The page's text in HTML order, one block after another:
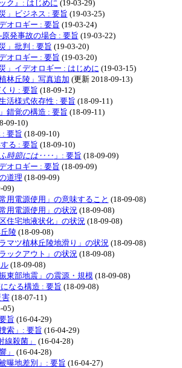
ク』: はじめに (19-03-29)
」ビジネス : 要旨 (19-03-25)
オロギー : 要旨 (19-03-24)
発事故の場合 : 要旨 (19-03-22)
」批判 : 要旨 (19-03-20)
オロギー : 要旨 (19-03-20)
」イデオロギー : はじめに (19-03-15)
林丘陵」写真追加 (更新 2018-09-13)
り : 要旨 (18-09-12)
「被災」の生活様式依存性 : 要旨 (18-09-11)
錯覚の構造 : 要旨 (18-09-11)
09-10)
要旨 (18-09-10)
る : 要旨 (18-09-10)
時節には‥‥ 」: 要旨 (18-09-09)
オロギー : 要旨 (18-09-09)
道理 (18-09-09)
09)
用電源使用」の意味すること (18-09-08)
用電源使用」の状況(18-09-08)
住宅地液状化」の状況(18-09-08)
陵(18-09-08)
マツ植林丘陵地滑り」の状況(18-09-08)
ックアウト」の状況(18-09-08)
(18-09-08)
東部地震」の震源・規模(18-09-08)
なる構造 : 要旨 (18-09-08)
害(18-07-11)
05)
旨 (16-04-29)
索」: 要旨 (16-04-29)
殺菌」
(16-04-28)
」
(16-04-28)
曝地差別」: 要旨 (16-04-27)